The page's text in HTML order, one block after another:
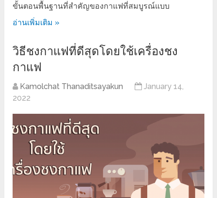
ขั้นตอนพื้นฐานที่สำคัญของกาแฟที่สมบูรณ์แบบ
อ่านเพิ่มเติม »
วิธีชงกาแฟที่ดีสุดโดยใช้เครื่องชง
กาแฟ
Kamolchat Thanaditsayakun
January 14,
2022